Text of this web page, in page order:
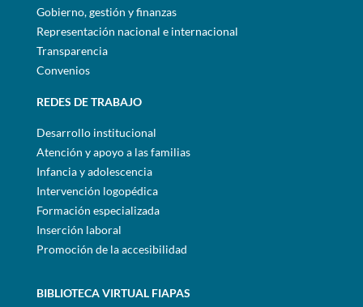
Gobierno, gestión y finanzas
Representación nacional e internacional
Transparencia
Convenios
REDES DE TRABAJO
Desarrollo institucional
Atención y apoyo a las familias
Infancia y adolescencia
Intervención logopédica
Formación especializada
Inserción laboral
Promoción de la accesibilidad
BIBLIOTECA VIRTUAL FIAPAS